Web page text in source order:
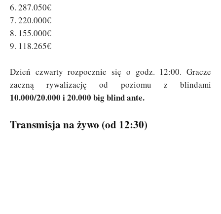
6. 287.050€
7. 220.000€
8. 155.000€
9. 118.265€
Dzień czwarty rozpocznie się o godz. 12:00. Gracze
zaczną rywalizację od poziomu z blindami
10.000/20.000 i 20.000 big blind ante.
Transmisja na żywo (od 12:30)